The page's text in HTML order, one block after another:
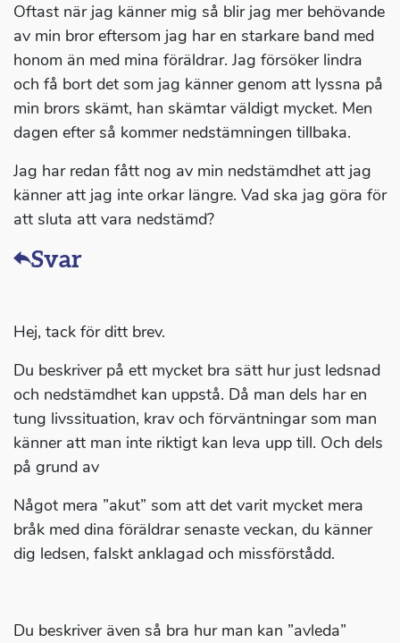
Oftast när jag känner mig så blir jag mer behövande
av min bror eftersom jag har en starkare band med
honom än med mina föräldrar. Jag försöker lindra
och få bort det som jag känner genom att lyssna på
min brors skämt, han skämtar väldigt mycket. Men
dagen efter så kommer nedstämningen tillbaka.
Jag har redan fått nog av min nedstämdhet att jag
känner att jag inte orkar längre. Vad ska jag göra för
att sluta att vara nedstämd?
Svar
Hej, tack för ditt brev.
Du beskriver på ett mycket bra sätt hur just ledsnad
och nedstämdhet kan uppstå. Då man dels har en
tung livssituation, krav och förväntningar som man
känner att man inte riktigt kan leva upp till. Och dels
på grund av
Något mera ”akut” som att det varit mycket mera
bråk med dina föräldrar senaste veckan, du känner
dig ledsen, falskt anklagad och missförstådd.
Du beskriver även så bra hur man kan ”avleda”